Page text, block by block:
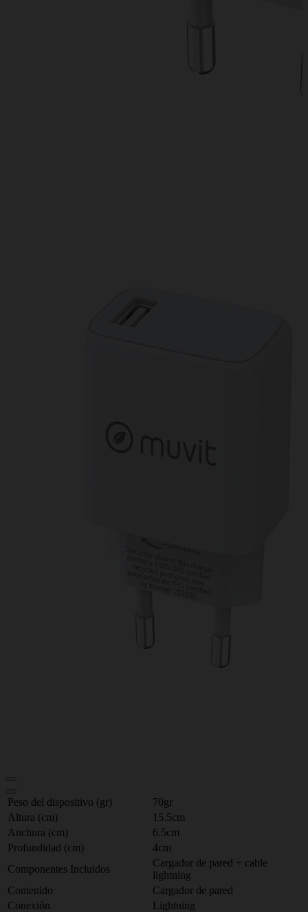
Peso del dispositivo (gr)
70gr
Altura (cm)
15.5cm
Anchura (cm)
6.5cm
Profundidad (cm)
4cm
Componentes Incluidos
Cargador de pared + cable
lightning
Contenido
Cargador de pared
Conexión
Lightning